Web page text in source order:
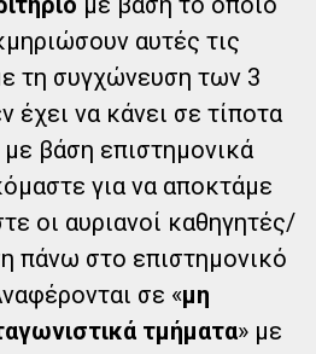
αυτές τις
τη συγχώνευση των 3
έχει να κάνει σε τίποτα
βάση επιστημονικά
για να αποκτάμε
οι αυριανοί καθηγητές/
πάνω στο επιστημονικό
σε «μη
τμήματα» με